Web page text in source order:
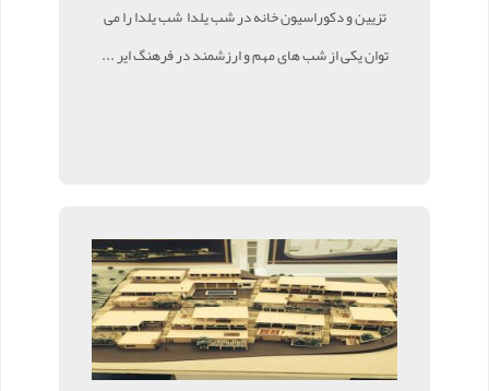
تزیین و دکوراسیون خانه در شب یلدا شب یلدا را می
توان یکی از شب های مهم و ارزشمند در فرهنگ ایر ...